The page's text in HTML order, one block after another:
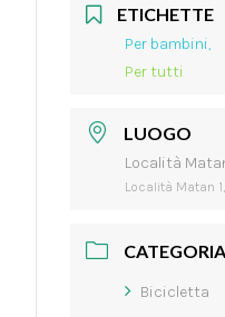
ETICHETTE
Per bambini,
Per tutti
LUOGO
Località
Località Matan
CATEGORIA
Bicicletta